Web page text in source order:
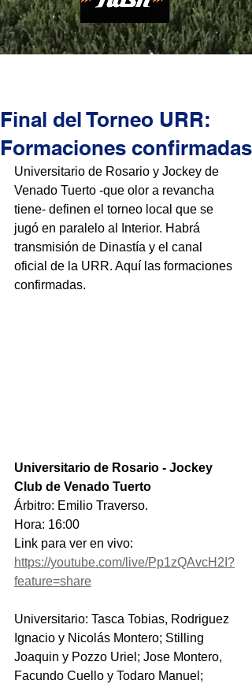
Final del Torneo URR:
Formaciones confirmadas
Universitario de Rosario y Jockey de
Venado Tuerto -que olor a revancha
tiene- definen el torneo local que se
jugó en paralelo al Interior. Habrá
transmisión de Dinastía y el canal
oficial de la URR. Aquí las formaciones
confirmadas.
Universitario de Rosario - Jockey
Club de Venado Tuerto
Árbitro: Emilio Traverso.
Hora: 16:00
Link para ver en vivo:
https://youtube.com/live/Pp1zQAvcH2I?
feature=share
Universitario: Tasca Tobias, Rodriguez
Ignacio y Nicolás Montero; Stilling
Joaquin y Pozzo Uriel; Jose Montero,
Facundo Cuello y Todaro Manuel;